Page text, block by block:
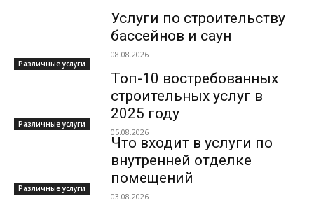
Различные услуги
Услуги по строительству
бассейнов и саун
08.08.2026
Различные услуги
Топ-10 востребованных
строительных услуг в
2025 году
05.08.2026
Различные услуги
Что входит в услуги по
внутренней отделке
помещений
03.08.2026